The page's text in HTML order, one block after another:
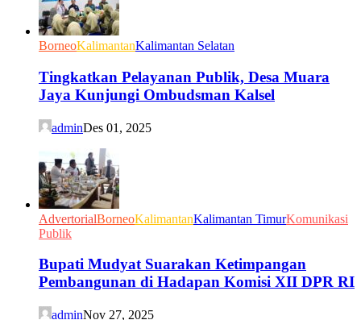
BorneoKalimantanKalimantan Selatan
Tingkatkan Pelayanan Publik, Desa Muara
Jaya Kunjungi Ombudsman Kalsel
adminDes 01, 2025
AdvertorialBorneoKalimantanKalimantan TimurKomunikasi
Publik
Bupati Mudyat Suarakan Ketimpangan
Pembangunan di Hadapan Komisi XII DPR RI
adminNov 27, 2025